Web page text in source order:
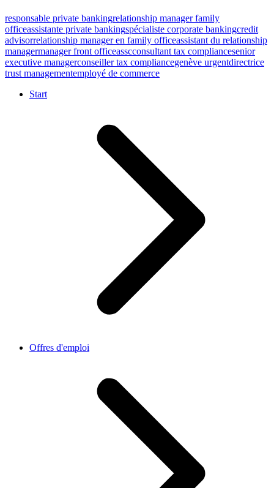
responsable private bankingrelationship manager family
officeassistante private bankingspécialiste corporate bankingcredit
advisorrelationship manager en family officeassistant du relationship
managermanager front officeasscconsultant tax compliancesenior
executive managerconseiller tax compliancegenève urgentdirectrice
trust managementemployé de commerce
Start
Offres d'emploi